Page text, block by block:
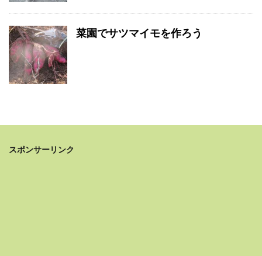
菜園でサツマイモを作ろう
スポンサーリンク